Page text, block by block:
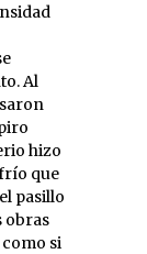
Al
hizo
que
pasillo
obras
si